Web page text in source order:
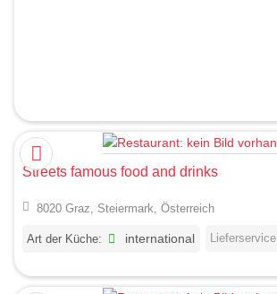
Streets famous food and drinks
8020 Graz, Steiermark, Österreich
Art der Küche: international Lieferservice